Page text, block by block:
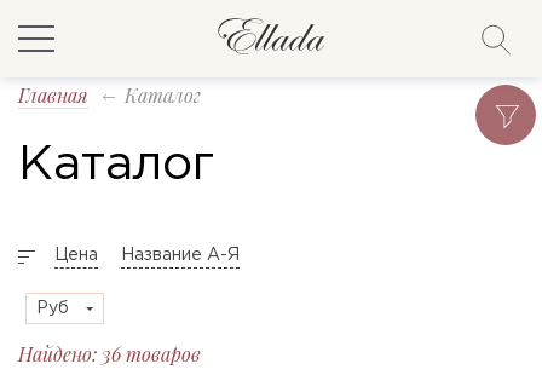
Главная Каталог
Каталог
Цена Название А-Я
Руб
Найдено: 36 товаров